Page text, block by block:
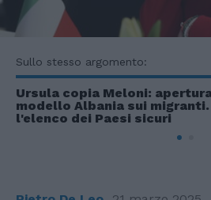
Sullo stesso argomento:
Ursula copia Meloni:
modello Albania sui migranti.
l'elenco dei Paesi sicuri